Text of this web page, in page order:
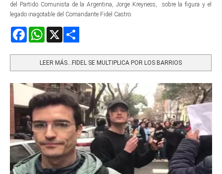
del Partido Comunista de la Argentina, Jorge Kreyness, sobre la figura y el
legado inagotable del Comandante Fidel Castro.
FacebookWhatsApp
LEER MÁS…FIDEL SE MULTIPLICA POR LOS BARRIOS